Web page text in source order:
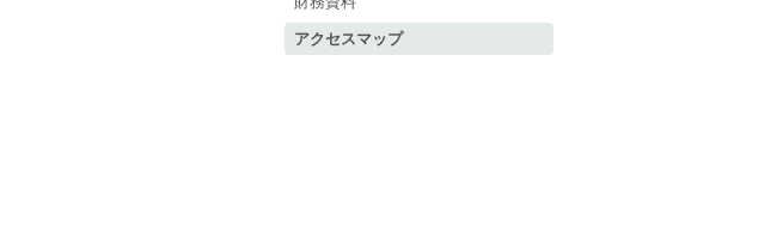
アクセスマップ